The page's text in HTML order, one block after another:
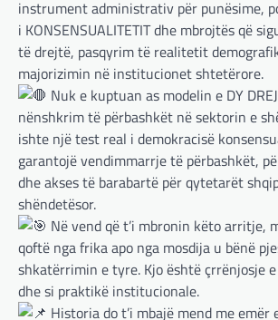
instrument administrativ për punësime,
i KONSENSUALITETIT dhe mbrojtës që
të drejtë, pasqyrim të realitetit
majorizimin në institucionet shtetërore.
Nuk e kuptuan as modelin e DY
nënshkrim të përbashkët në sektorin e
ishte një test real i demokracisë
garantojë vendimmarrje të përbashkët,
dhe akses të barabartë për qytetarët
shëndetësor.
Në vend që t’i mbronin këto arritje,
qoftë nga frika apo nga mosdija u bënë
shkatërrimin e tyre. Kjo është çrrënjosje
dhe si praktikë institucionale.
Historia do t’i mbajë mend me emër
BOTA,LAJME,MË TË FUNDIT
RAJONI,SPECIALE
Gjermani, ekspertët
400 miliardë euro
adminadmin March
Gjermania ndodhet
përpjekjeve për krijimin e
nuk pret. CDU/CSU dhe SPD
BOTA, LAJME,MISTER ,
Çka ndodhë tash pas
ndërprerjes së
ushtarake për